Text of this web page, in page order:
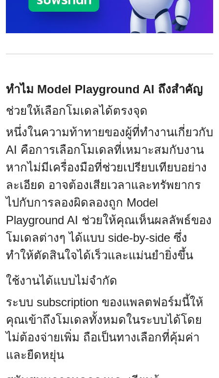
ทำไม Model Playground AI ถึงสำคัญ
ช่วยให้เลือกโมเดลได้ตรงจุด
หนึ่งในความท้าทายของผู้ที่ทำงานเกี่ยวกับ
AI คือการเลือกโมเดลที่เหมาะสมกับงาน
หากไม่มีเครื่องมือที่ช่วยเปรียบเทียบอย่าง
ละเอียด อาจต้องเสียเวลาและทรัพยากร
ไปกับการลองผิดลองถูก Model
Playground AI ช่วยให้คุณเห็นผลลัพธ์ของ
โมเดลต่างๆ ได้แบบ side-by-side ซึ่ง
ทำให้ตัดสินใจได้เร็วและแม่นยำยิ่งขึ้น
ใช้งานได้แบบไม่จำกัด
ระบบ subscription ของแพลตฟอร์มนี้ให้
คุณเข้าถึงโมเดลทั้งหมดในระบบได้โดย
ไม่ต้องจ่ายเพิ่ม ถือเป็นทางเลือกที่คุ้มค่า
และยืดหยุ่น